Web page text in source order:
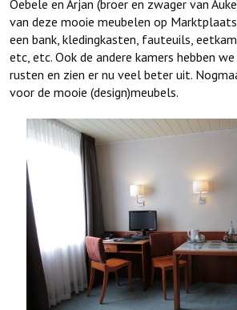
Oebele en Arjan (broer en zwager van
van deze mooie meubelen op
een bank, kledingkasten, fauteuils,
etc, etc. Ook de andere kamers hebben
rusten en zien er nu veel beter uit.
voor de mooie (design)meubels.